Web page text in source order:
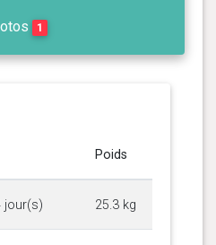
1
Poids
jour(s) 25.3 kg